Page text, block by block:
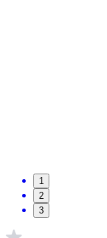
1
2
3